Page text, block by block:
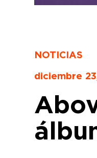
NOTICIAS
diciembre